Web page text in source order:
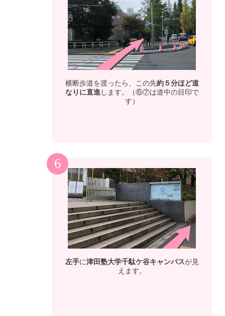
横断歩道を渡ったら、この先約５分ほど道
なりに直進します。（⑥⑦は道中の目印で
す）
6
左手に津田塾大学千駄ケ谷キャンパスが見
えます。